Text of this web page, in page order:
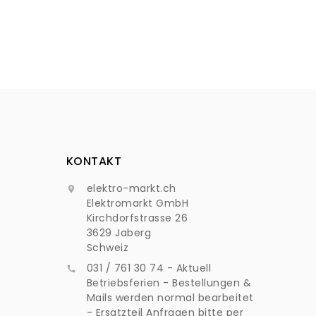
KONTAKT

elektro-markt.ch
Elektromarkt GmbH
Kirchdorfstrasse 26
3629 Jaberg
Schweiz

031 / 761 30 74 - Aktuell
Betriebsferien - Bestellungen &
Mails werden normal bearbeitet
- Ersatzteil Anfragen bitte per